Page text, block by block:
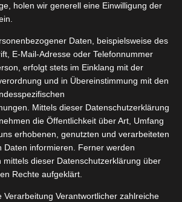
Universal Pulver
,Haushalt,Produktvorstellungen,
holen wir generell eine Einwilligung der
Daten, beispielsweise des
E-Mail-Adresse oder Telefonnummer
erfolgt stets im Einklang mit der
und in Übereinstimmung mit den
Mittels dieser Datenschutzerklärung
die Öffentlichkeit über Art, Umfang
erhobenen, genutzten und verarbeiteten
Daten informieren. Ferner werden
mittels dieser Datenschutzerklärung über
Rechte aufgeklärt.
Verarbeitung Verantwortlicher zahlreiche